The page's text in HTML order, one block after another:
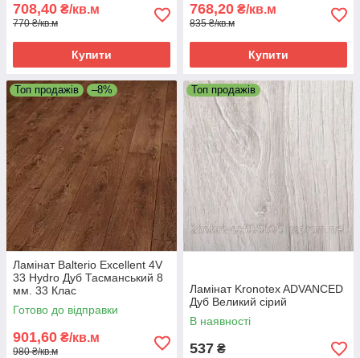
708,40 ₴/кв.м
770 ₴/кв.м
Купити
768,20 ₴/кв.м
835 ₴/кв.м
Купити
Топ продажів –8%
Ламінат Balterio Excellent 4V
33 Hydro Дуб Тасманський 8
мм. 33 Клас
Готово до відправки
901,60 ₴/кв.м
980 ₴/кв.м
Топ продажів
Ламінат Kronotex ADVANCED
Дуб Великий сірий
В наявності
537 ₴